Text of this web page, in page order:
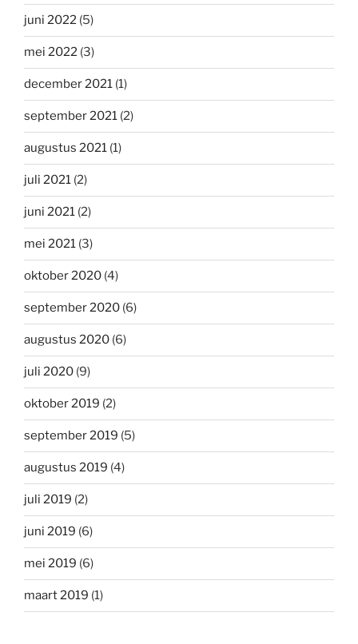
juni 2022 (5)
mei 2022 (3)
december 2021 (1)
september 2021 (2)
augustus 2021 (1)
juli 2021 (2)
juni 2021 (2)
mei 2021 (3)
oktober 2020 (4)
september 2020 (6)
augustus 2020 (6)
juli 2020 (9)
oktober 2019 (2)
september 2019 (5)
augustus 2019 (4)
juli 2019 (2)
juni 2019 (6)
mei 2019 (6)
maart 2019 (1)